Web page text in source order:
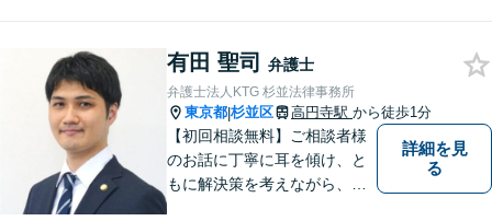
故、不動産問題等はご相談く
ださい！法テラス対応です。
有田 聖司 弁護士
弁護士法人KTG 杉並法律事務所
東京都|杉並区 高円寺駅 から徒歩1分
【初回相談無料】ご相談者様
のお話に丁寧に耳を傾け、と
もに解決策を考えながら、納
詳細を見
る